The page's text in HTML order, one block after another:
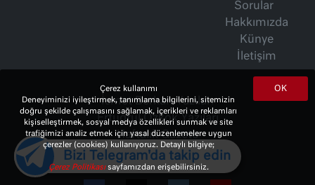
Sorular
Hakkımızda
Künye
İletişim
İsmet Berkan Yazıları
Ertuğrul Özkök Yazıları
Haftalık Gazete
OK
Çerez kullanımı
Deneyiminizi iyileştirmek, tanımlama bilgilerini, sitemizin
doğru şekilde çalışmasını sağlamak, içerikleri ve reklamları
kişiselleştirmek, sosyal medya özellikleri sunmak ve site
trafiğimizi analiz etmek için yasal düzenlemelere uygun
çerezler (cookies) kullanıyoruz. Detaylı bilgiye;
Çerez Politikasısayfamızdan erişebilirsiniz.
Bizi Telegram'da takip edin